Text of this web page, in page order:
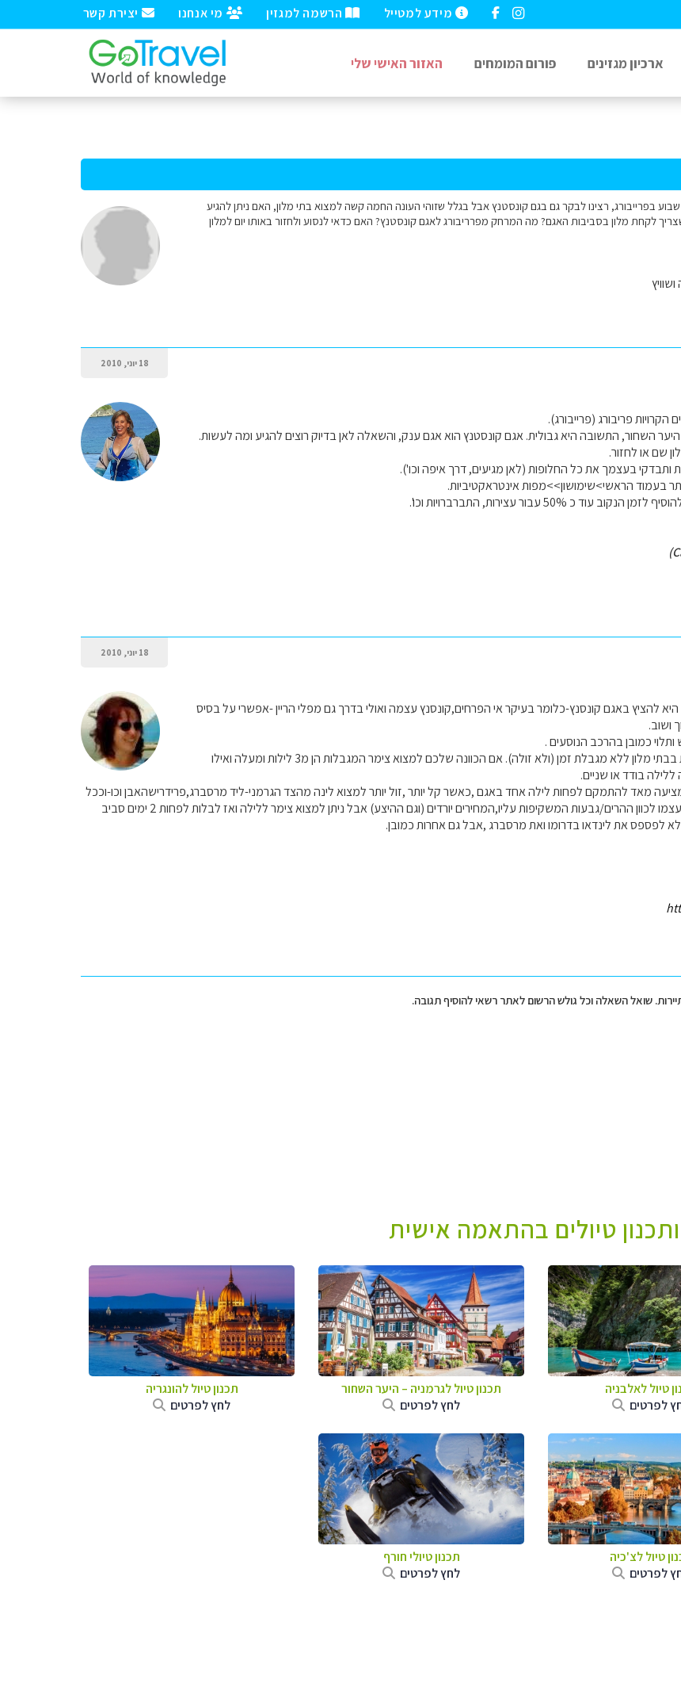
יצירת קשר מי אנחנו הרשמה למגזין מידע למטייל
ארכיון מגזינים פורום המומחים האזור האישי שלי
בפרייבורג, רצינו לבקר גם בגם קונסטנץ אבל בגלל שזוהי העונה החמה קשה למצוא בתי מלון, האם ניתן להגיע
לקחת מלון בסביבות האגם? מה המרחק מפרריבורג לאגם קונסטנץ? האם כדאי לנסוע ולחזור באותו יום למלון
18 יוני, 2010
פריבורג (פרייבורג).
השחור, התשובה היא גבולית. אגם קונסטנץ הוא אגם ענק, והשאלה לאן בדיוק רוצים להגיע ומה לעשות.
שם או לחזור.
ותבדקי בעצמך את כל החלופות (לאן מגיעים, דרך איפה וכו').
בעמוד הראשי>שימושון>>מפות אינטראקטיביות.
כ 50% עבור עצירות, התברברויות וכו'.
18 יוני, 2010
להציץ באגם קונסנץ-כלומר בעיקר אי הפרחים,קונסנץ עצמה ואולי בדרך גם מפלי הריין -אפשרי על בסיס
ושוב.
כמובן בהרכב הנוסעים .
לינה לאורך האגם אפשרית בבתי מלון ללא מגבלת זמן (ולא זולה). אם הכוונה שלכם למצוא צימר המגבלות הן מ3 לילות ומעלה ואילו
בודד או שניים.
מאד להתמקם לפחות לילה אחד באגם ,כאשר קל יותר ,זול יותר למצוא לינה מהצד הגרמני-ליד מרסברג,פרידרישהאבן וכו-וככל
שמתרחקים משפת האגם עצמו לכוון ההרים/גבעות המשקיפות עליו,המחירים יורדים (וגם ההיצע) אבל ניתן למצוא צימר ללילה ואז לבלות לפחות 2 ימים סביב
לפספס את לינדאו בדרומו ואת מרסברג ,אבל גם אחרות כמובן.
שואל השאלה וכל גולש הרשום לאתר רשאי להוסיף תגובה.
טיולים בהתאמה אישית
טיול לאלבניה
לפרטים
תכנון טיול לגרמניה – היער השחור
לחץ לפרטים
תכנון טיול להונגריה
לחץ לפרטים
טיול לצ'כיה
לפרטים
תכנון טיולי חורף
לחץ לפרטים